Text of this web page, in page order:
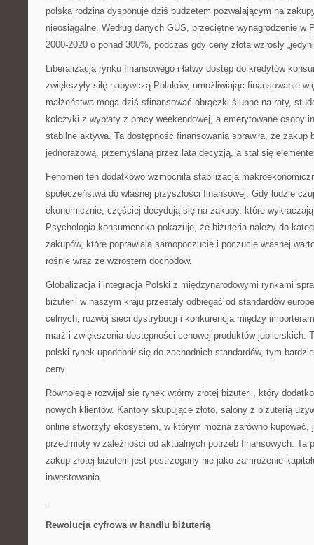
polska rodzina dysponuje dziś budżetem pozwalającym na
nieosiągalne. Według danych GUS, przeciętne wynagrodzenie w
2000-2020 o ponad 300%, podczas gdy ceny złota wzrosły
Liberalizacja rynku finansowego i łatwy dostęp do kredytów
zwiększyły siłę nabywczą Polaków, umożliwiając finansowanie
małżeństwa mogą dziś sfinansować obrączki ślubne na raty,
kolczyki z wypłaty z pracy weekendowej, a emerytowane osoby
stabilne aktywa. Ta dostępność finansowania sprawiła, że zakup
jednorazową, przemyślaną przez lata decyzją, a stał się
Fenomen ten dodatkowo wzmocniła stabilizacja
społeczeństwa do własnej przyszłości finansowej. Gdy ludzie
ekonomicznie, częściej decydują się na zakupy, które
Psychologia konsumencka pokazuje, że biżuteria należy do
zakupów, które poprawiają samopoczucie i poczucie własnej
rośnie wraz ze wzrostem dochodów.
Globalizacja i integracja Polski z międzynarodowymi rynkami
biżuterii w naszym kraju przestały odbiegać od standardów
celnych, rozwój sieci dystrybucji i konkurencja między
marż i zwiększenia dostępności cenowej produktów jubilerskich.
polski rynek upodobnił się do zachodnich standardów, tym
ceny.
Równolegle rozwijał się rynek wtórny złotej biżuterii, który
nowych klientów. Kantory skupujące złoto, salony z biżuterią
online stworzyły ekosystem, w którym można zarówno kupować,
przedmioty w zależności od aktualnych potrzeb finansowych. Ta
zakup złotej biżuterii jest postrzegany nie jako zamrożenie
inwestowania
.
Rewolucja cyfrowa w handlu biżuterią